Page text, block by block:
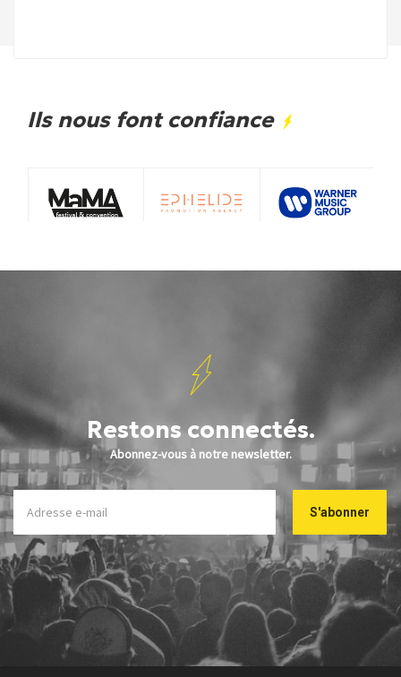
Ils nous font confiance
Restons connectés.
Abonnez-vous à notre newsletter.